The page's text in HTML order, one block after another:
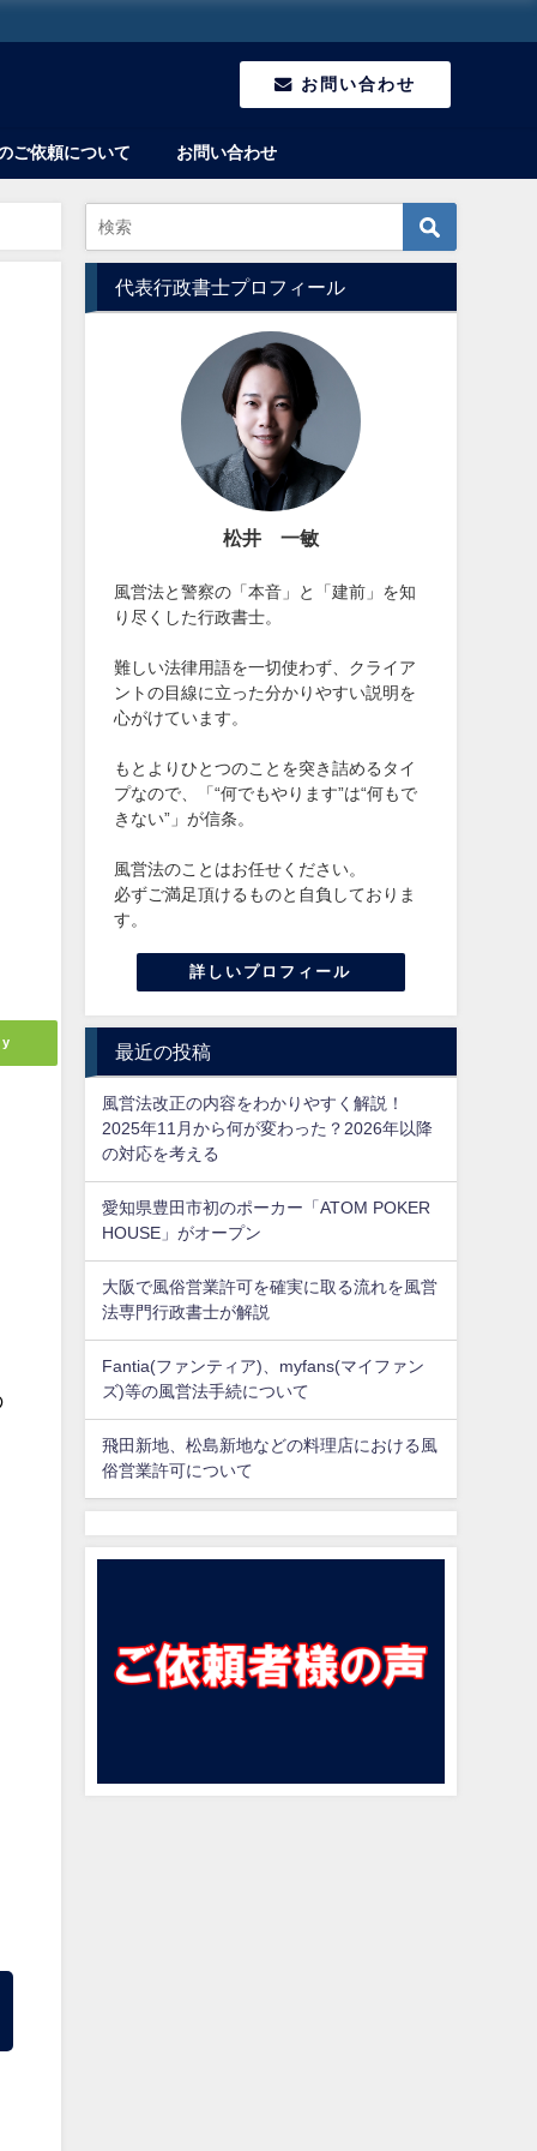
お問い合わせ
ご依頼について お問い合わせ
代表行政書士プロフィール
松井 一敏
風営法と警察の「本音」と「建前」を知
り尽くした行政書士。
難しい法律用語を一切使わず、クライア
ントの目線に立った分かりやすい説明を
心がけています。
もとよりひとつのことを突き詰めるタイ
プなので、「“何でもやります”は“何もで
きない”」が信条。
風営法のことはお任せください。
必ずご満足頂けるものと自負しておりま
す。
詳しいプロフィール
最近の投稿
風営法改正の内容をわかりやすく解説！
2025年11月から何が変わった？2026年以降
の対応を考える
愛知県豊田市初のポーカー「ATOM POKER
HOUSE」がオープン
大阪で風俗営業許可を確実に取る流れを風営
法専門行政書士が解説
Fantia(ファンティア)、myfans(マイファン
ズ)等の風営法手続について
飛田新地、松島新地などの料理店における風
俗営業許可について